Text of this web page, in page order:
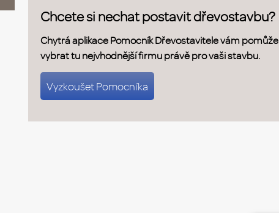
Chcete si nechat postavit dřevostavbu?
Chytrá aplikace Pomocník Dřevostavitele vám pomůže
vybrat tu nejvhodnější firmu právě pro vaši stavbu.
Vyzkoušet Pomocníka